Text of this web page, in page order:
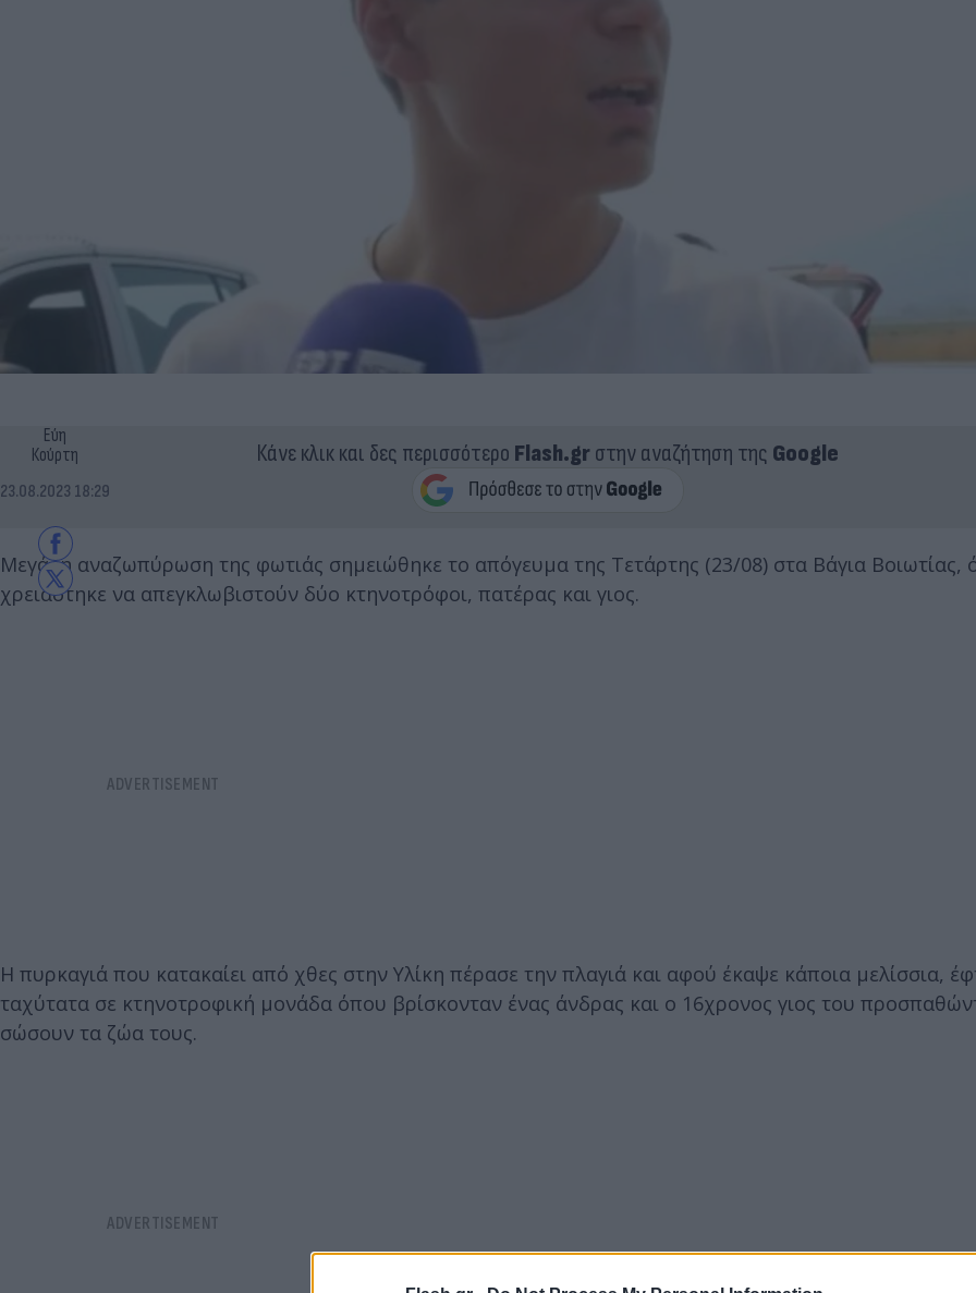
Εύη
Κούρτη
23.08.2023 18:29
Κάνε κλικ και δες περισσότερο Flash.grστην αναζήτηση της Google
Μεγάλη αναζωπύρωση της φωτιάς σημειώθηκε το απόγευμα της Τετάρτης (23/08) στα Βάγια Βοιωτίας,
χρειάστηκε να απεγκλωβιστούν δύο κτηνοτρόφοι, πατέρας και γιος.
Η πυρκαγιά που κατακαίει από χθες στην Υλίκη πέρασε την πλαγιά και αφού έκαψε κάποια μελίσσια,
ταχύτατα σε κτηνοτροφική μονάδα όπου βρίσκονταν ένας άνδρας και ο 16χρονος γιος του
σώσουν τα ζώα τους.